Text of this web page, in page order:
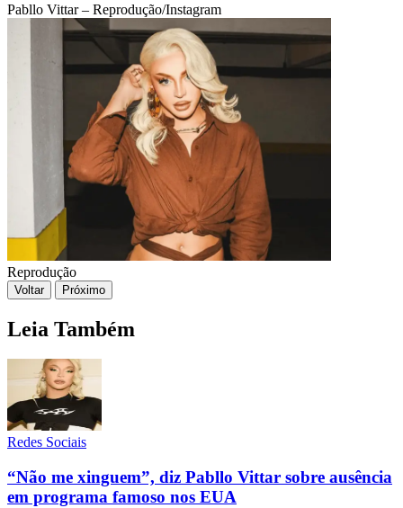
Pabllo Vittar – Reprodução/Instagram
Reprodução
Voltar Próximo
Leia Também
Redes Sociais
“Não me xinguem”, diz Pabllo Vittar sobre ausência
em programa famoso nos EUA